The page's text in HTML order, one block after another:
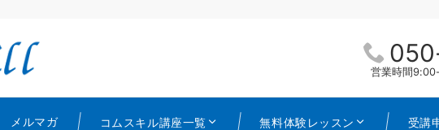
営業時間
メルマガ コムスキル講座一覧 無料体験レッスン 受講